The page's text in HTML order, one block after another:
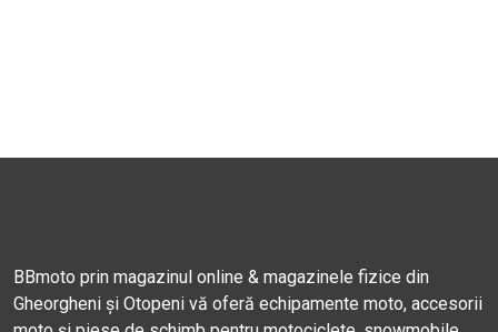
BBmoto prin magazinul online & magazinele fizice din
Gheorgheni și Otopeni vă oferă echipamente moto, accesorii